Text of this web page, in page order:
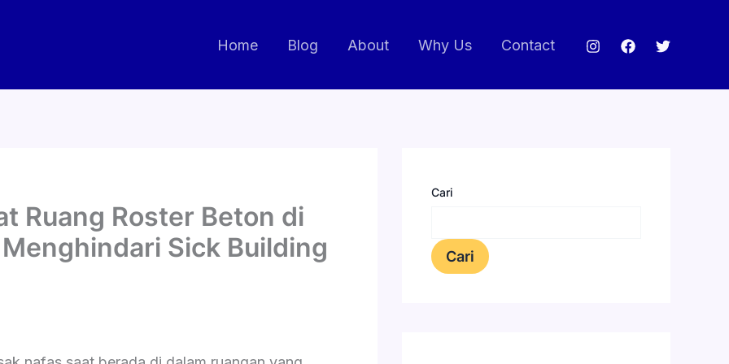
Home Blog About Why Us Contact
Ruang Roster Beton di
Sick Building
Cari
Cari